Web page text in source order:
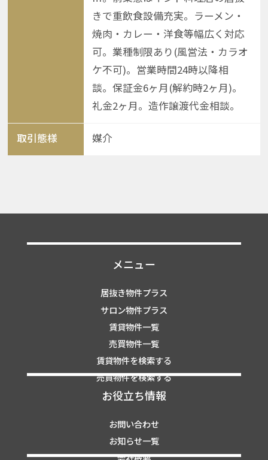
きで重飲食設備充実。ラーメン・
焼肉・カレー・洋食等幅広く対応
可。業種制限あり(風営法・カラオ
ケ不可)。営業時間24時以降相
談。保証金6ヶ月(解約時2ヶ月)。
礼金2ヶ月。造作譲渡代金相談。
取引態様 媒介
メニュー
居抜き物件プラス
サロン物件プラス
賃貸物件一覧
売買物件一覧
賃貸物件を検索する
売買物件を検索する
お役立ち情報
お問い合わせ
お知らせ一覧